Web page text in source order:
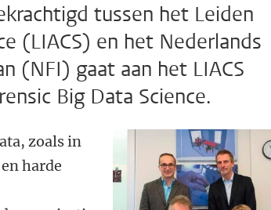
tussen het Leiden
(LIACS) en het Nederlands
(NFI) gaat aan het LIACS
Big Data Science.
zoals in
harde